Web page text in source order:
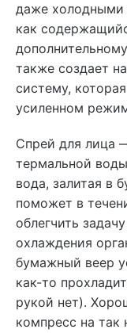
даже холодными
как
также создает
систему,
усиленном
Спрей для лица
термальной
вода, залитая в
поможет в
облегчить
охлаждения
бумажный веер
как-то
рукой нет).
компресс на